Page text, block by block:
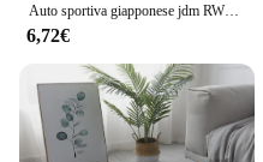
Auto sportiva giapponese jdm RWB 911 964 933 Anime Mousepad Boy Pad Tappetino per mouse in gomma naturale Tappetino da scrivania Dimensioni per Gameing World of Tanks C
6,72€